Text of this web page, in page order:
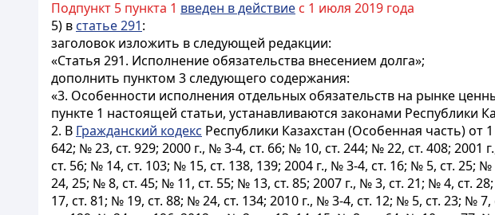
Подпункт 5 пункта 1 введен в действие с 1 июля 2019 года
5) в статье 291:
заголовок изложить в следующей редакции:
«Статья 291. Исполнение обязательства внесением долга»;
дополнить пунктом 3 следующего содержания:
«3. Особенности исполнения отдельных обязательств на рынке
пункте 1 настоящей статьи, устанавливаются законами Республики
2. В Гражданский кодекс Республики Казахстан (Особенная часть) от
642; № 23, ст. 929; 2000 г., № 3-4, ст. 66; № 10, ст. 244; № 22, ст. 408;
ст. 56; № 14, ст. 103; № 15, ст. 138, 139; 2004 г., № 3-4, ст. 16; № 5, ст. 25;
24, 25; № 8, ст. 45; № 11, ст. 55; № 13, ст. 85; 2007 г., № 3, ст. 21; № 4, ст.
17, ст. 81; № 19, ст. 88; № 24, ст. 134; 2010 г., № 3-4, ст. 12; № 5, ст. 23; №